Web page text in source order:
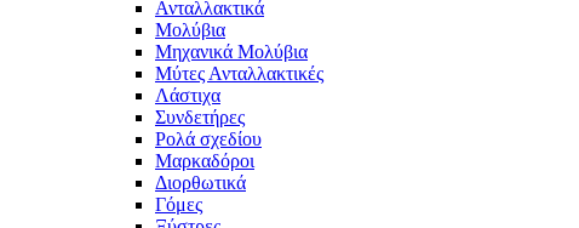
Ανταλλακτικά
Μολύβια
Μηχανικά Μολύβια
Μύτες Ανταλλακτικές
Λάστιχα
Συνδετήρες
Ρολά σχεδίου
Μαρκαδόροι
Διορθωτικά
Γόμες